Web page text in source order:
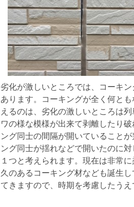
劣化が激しいところでは、コーキ
あります。コーキングが全く何と
えるのは、劣化の激しいところは
ワの様な模様が出来て剥離したり
ング同士の間隔が開いていること
ング同士が揺れなどで開いたのに
１つと考えられます。現在は非常
久のあるコーキング材なども誕生
てきますので、時期を考慮したう